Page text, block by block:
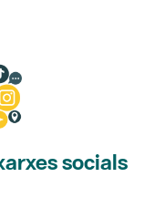
socials